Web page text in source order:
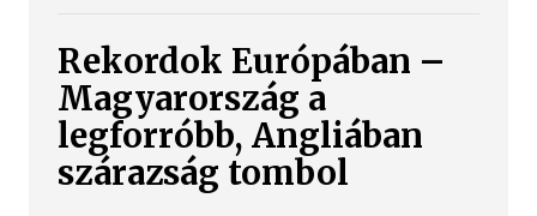
Rekordok Európában –
Magyarország a
legforróbb, Angliában
szárazság tombol